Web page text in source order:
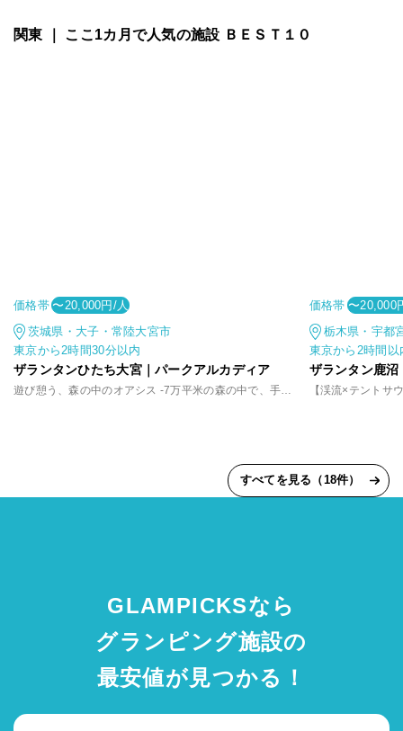
関東 ｜ ここ1カ月で人気の施設 ＢＥＳＴ１０
価格帯 〜20,000円/人
茨城県・大子・常陸大宮市
東京から2時間30分以内
ザランタンひたち大宮｜パークアルカディア
価格帯 〜20,000
栃木県・宇都
東京から2時間以
ザランタン鹿沼
すべてを見る（18件）
GLAMPICKSなら
グランピング施設の
最安値が見つかる！